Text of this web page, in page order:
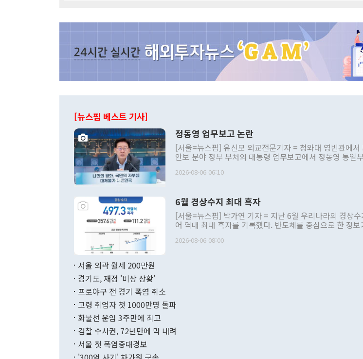
[뉴스핌 베스트 기사]
정동영 업무보고 논란
[서울=뉴스핌] 유신모 외교전문기자 = 청와대 영빈관에서
안보 분야 정부 부처의 대통령 업무보고에서 정동영 통일
발언 중에는 정부 내 조율을 거치지 않은 사안을 정책으로
주의적 희망에 근거한 비현실적 구상'이라는 비판을 내놨다
관의 대북 정책 관련 발언이 물의를 빚은 적은 여러 번 있
관 부처 장관이 공개적으로 부정적 입장을 표명한 것은 이
관의 무리한 대북 접근법과 월권을 제어해야 한다는 목소리
다. [정동영 통일부 장관이 지난달 23일 오후 서울 종로구 정부서울청사에
무너졌다고도 했다. 또 "현 시점에서 흘러간 선(先)비핵화
함께 4자 대화의 동력을 확보하기 위해 최선을 다할 것"이
2026-08-06 06:10
6월 경상수지 최대 흑자
[서울=뉴스핌] 박가연 기자 = 지난 6월 우리나라의 경상수
어 역대 최대 흑자를 기록했다. 반도체를 중심으로 한 정
료=한국은행] 한국은행이 6일 발표한 '2026년 6월 국제수지(잠정)'에 따르
며 월간 기준 처음으로 1000억달러를 넘어섰다. 상품수입
196.9% 급증했고 컴퓨터·주변기기(SSD)는 282.7% 증가
수출은 160.4% 늘었으며 비IT 품목도 ▲석유제품
2026-08-06 08:00
서울 외곽 월세 200만원
경기도, 재정 '비상 상황'
프로야구 전 경기 폭염 취소
고령 취업자 첫 1000만명 돌파
화물선 운임 3주만에 최고
검찰 수사권, 72년만에 막 내려
서울 첫 폭염중대경보